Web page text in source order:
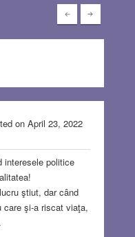
on April 23, 2022
interesele politice
ştiut, dar când
care şi-a riscat viaţa,